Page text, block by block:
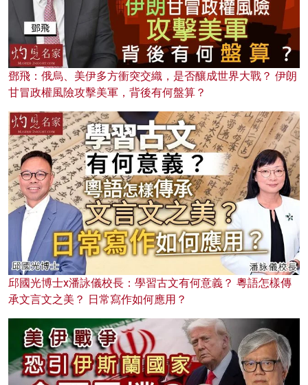
鄧飛：俄烏、美伊多方衝突交織，是否釀成世界大戰？ 伊朗
甘冒政權風險攻擊美軍，背後有何盤算？
邱國光博士x潘詠儀校長：學習古文有何意義？ 粵語怎樣傳
承文言文之美？ 日常寫作如何應用？